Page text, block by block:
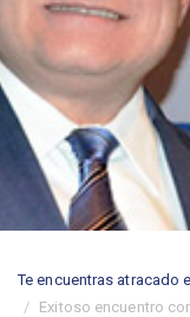
Te encuentras atracado
Exitoso encuentro